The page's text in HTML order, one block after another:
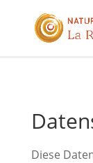
Diese